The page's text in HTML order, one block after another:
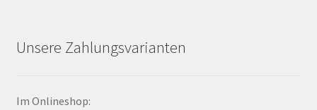
Unsere Zahlungsvarianten
Im Onlineshop: